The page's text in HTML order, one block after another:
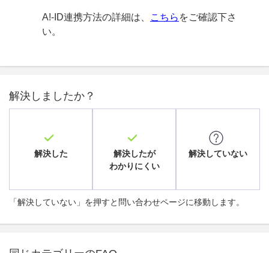
A!-ID連携方法の詳細は、 こちら をご確認下さ
い。
解決しましたか？
解決した
解決したが
わかりにくい
解決していない
「解決していない」を押すと問い合わせページに移動します。